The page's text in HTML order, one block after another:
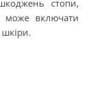
стопи,
може включати